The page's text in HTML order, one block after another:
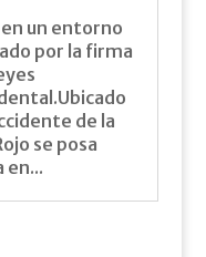
en un entorno
por la firma
de la
se posa
en...